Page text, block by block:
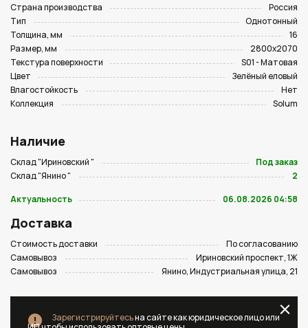
Страна производства
Россия
Тип
Однотонный
Толщина, мм
16
Размер, мм
2800х2070
Текстура поверхности
S01 - Матовая
Цвет
Зелёный еловый
Влагостойкость
Нет
Коллекция
Solum
Наличие
Склад "Ириновский "
Под заказ
Склад "Янино "
2
Актуальность
06.08.2026 04:58
Доставка
Стоимость доставки
По согласованию
Самовывоз
Ириновский проспект, 1Ж
Самовывоз
Янино, Индустриальная улица, 21
Зарегистрируйтесьна сайте как юридическое лицо или